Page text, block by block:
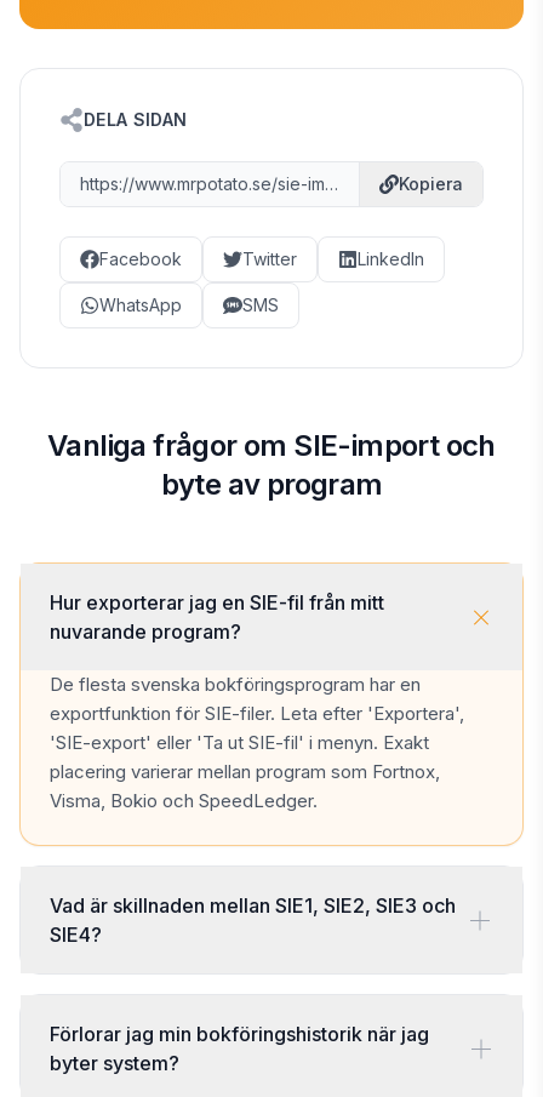
DELA SIDAN
https://www.mrpotato.se/sie-import Kopiera
Facebook Twitter LinkedIn
WhatsApp SMS
Vanliga frågor om SIE-import och
byte av program
Hur exporterar jag en SIE-fil från mitt
nuvarande program?
De flesta svenska bokföringsprogram har en
exportfunktion för SIE-filer. Leta efter 'Exportera',
'SIE-export' eller 'Ta ut SIE-fil' i menyn. Exakt
placering varierar mellan program som Fortnox,
Visma, Bokio och SpeedLedger.
Vad är skillnaden mellan SIE1, SIE2, SIE3 och
SIE4?
Förlorar jag min bokföringshistorik när jag
byter system?